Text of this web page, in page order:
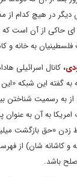
دیگر در هیچ کدام از
حاکی از آن است که
به خانه و
، کانال اسرائیلی
به گفته این شبکه
از به رسمیت
امریکا به آن به
«حق بازگشت
و کاشانه شان) از
باشد.